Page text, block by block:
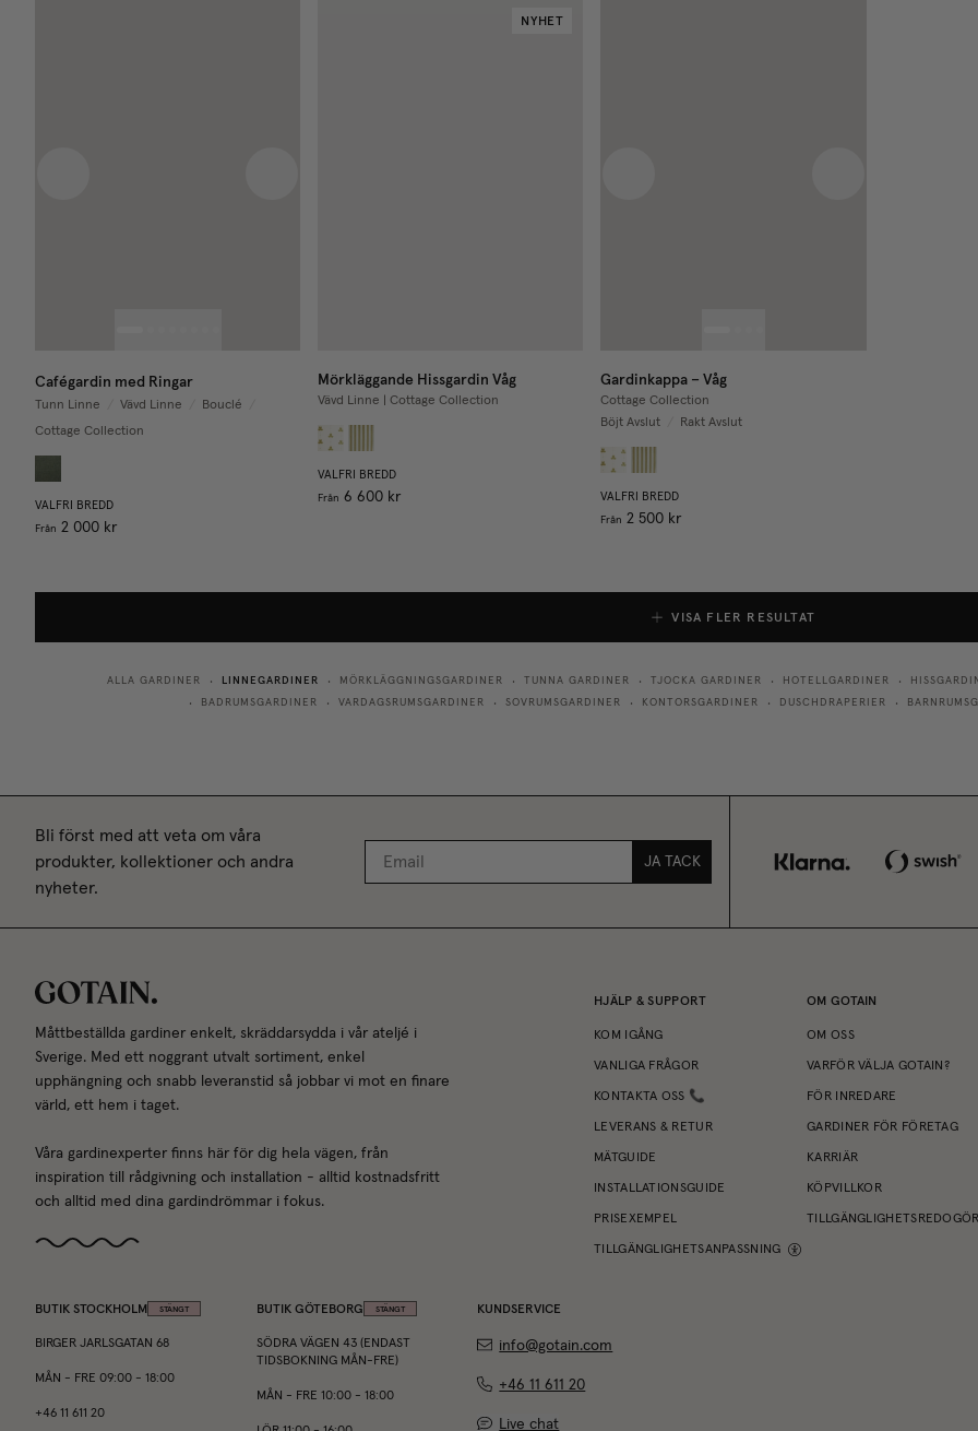
Cafégardin med Ringar
Tunn Linne Vävd Linne Bouclé
Cottage Collection
VALFRI BREDD
Från 2 000 kr
NYHET
Mörkläggande Hissgardin Våg
Vävd Linne | Cottage Collection
VALFRI BREDD
Från 6 600 kr
Gardinkappa – Våg
Cottage Collection
Böjt Avslut
Rakt Avslut
VALFRI BREDD
Från 2 500 kr
VISA FLER RESULTAT
ALLA GARDINER • LINNEGARDINER • MÖRKLÄGGNINGSGARDINER • TUNNA GARDINER • TJOCKA GARDINER • HOTELLGARDINER •
• BADRUMSGARDINER • VARDAGSRUMSGARDINER • SOVRUMSGARDINER • KONTORSGARDINER • DUSCHDRAPERIER •
Bli först med att veta om våra
produkter, kollektioner och andra
nyheter.
JA TACK
Måttbeställda gardiner enkelt, skräddarsydda i vår ateljé i
Sverige. Med ett noggrant utvalt sortiment, enkel
upphängning och snabb leveranstid så jobbar vi mot en finare
värld, ett hem i taget.
Våra gardinexperter finns här för dig hela vägen, från
inspiration till rådgivning och installation - alltid kostnadsfritt
och alltid med dina gardindrömmar i fokus.
HJÄLP & SUPPORT
KOM IGÅNG
VANLIGA FRÅGOR
KONTAKTA OSS 📞
LEVERANS & RETUR
MÄTGUIDE
INSTALLATIONSGUIDE
PRISEXEMPEL
TILLGÄNGLIGHETSANPASSNING
OM GOTAIN
OM OSS
VARFÖR VÄLJA GOTAIN?
FÖR INREDARE
GARDINER FÖR FÖRETAG
KARRIÄR
KÖPVILLKOR
BUTIK STOCKHOLM STÄNGT
BIRGER JARLSGATAN 68
MÅN - FRE 09:00 - 18:00
+46 11 611 20
BUTIK GÖTEBORG STÄNGT
SÖDRA VÄGEN 43 (ENDAST
TIDSBOKNING MÅN-FRE)
MÅN - FRE 10:00- 18:00
KUNDSERVICE
info@gotain.com
+46 11 611 20
Live chat